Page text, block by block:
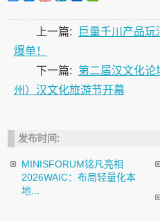
上一篇:
巨量千川产品
爆单！
下一篇:
第二届汉文化论
州）汉文化旅游节开幕
发布时间:
MINISFORUM铭凡亮相
2026WAIC：布局轻量化本
地...